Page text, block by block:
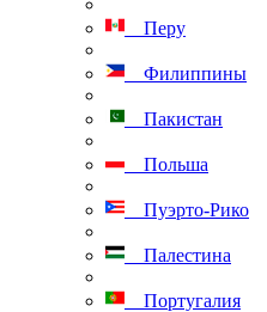
Перу
Филиппины
Пакистан
Польша
Пуэрто-Рико
Палестина
Португалия